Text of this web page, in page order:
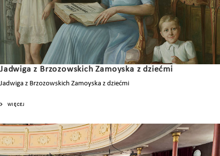
Jadwiga z Brzozowskich Zamoyska z dziećmi
Jadwiga z Brzozowskich Zamoyska z dziećmi
WIĘCEJ